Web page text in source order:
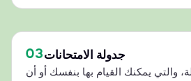
03جدولة الامتحانات
والتي يمكنك القيام بها بنفسك أو أن